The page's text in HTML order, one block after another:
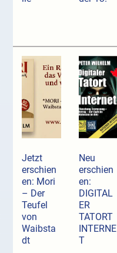
Jetzt
erschien
en: Mori
– Der
Teufel
von
Waibsta
dt
Neu
erschien
en:
DIGITAL
ER
TATORT
INTERNE
T